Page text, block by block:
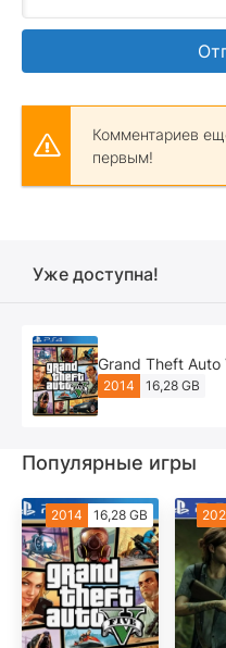
Комментариев
первым!
Уже доступна!
Grand Theft Auto
2014 16,28 GB
Популярные игры
2014 16,28 GB